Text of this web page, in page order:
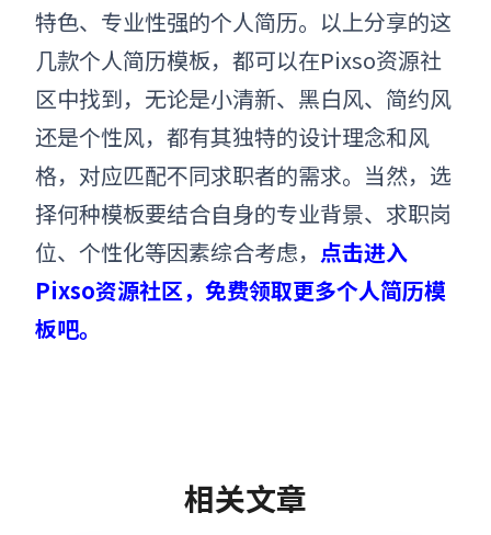
特色、专业性强的个人简历。以上分享的这
几款个人简历模板，都可以在Pixso资源社
区中找到，无论是小清新、黑白风、简约风
还是个性风，都有其独特的设计理念和风
格，对应匹配不同求职者的需求。当然，选
择何种模板要结合自身的专业背景、求职岗
位、个性化等因素综合考虑， 点击进入
Pixso资源社区，免费领取更多个人简历模
板吧。
相关文章